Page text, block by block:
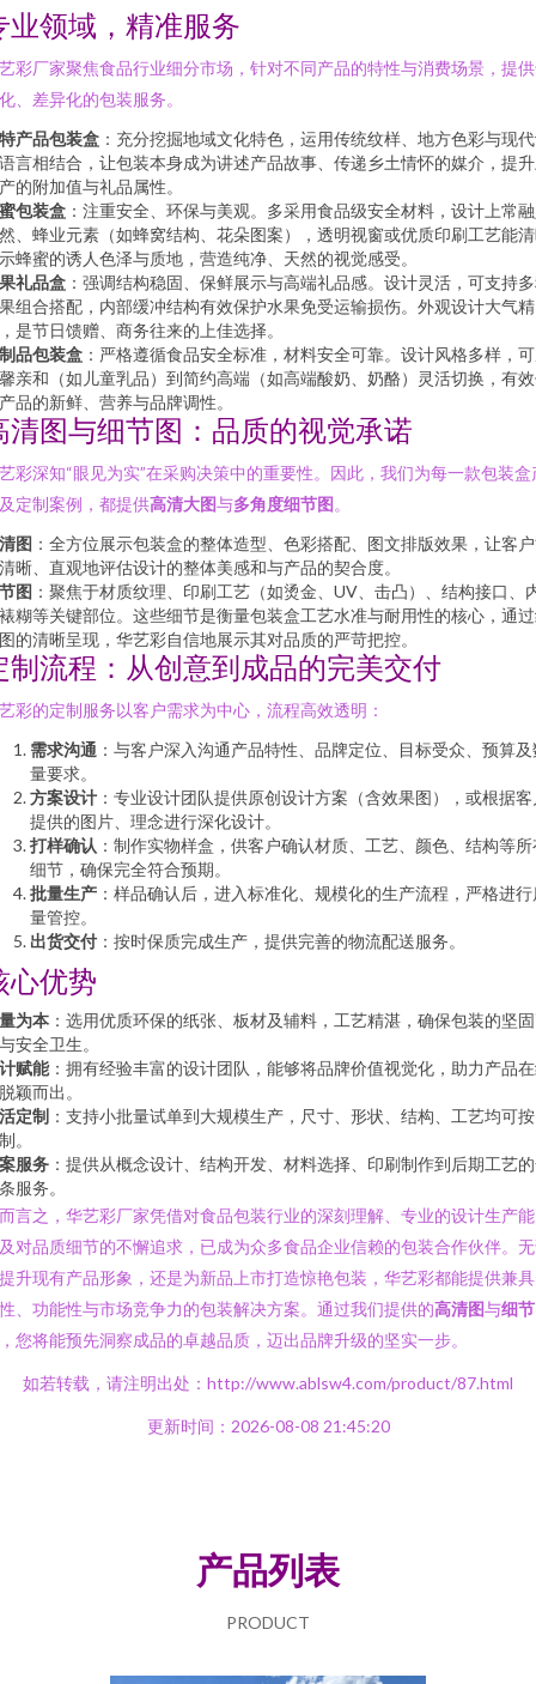
业领域，精准服务
彩厂家聚焦食品行业细分市场，针对不同产品的特性与消费场景，提
、差异化的包装服务。
产品包装盒 ：充分挖掘地域文化特色，运用传统纹样、地方色彩与现
言相结合，让包装本身成为讲述产品故事、传递乡土情怀的媒介，提
的附加值与礼品属性。
包装盒 ：注重安全、环保与美观。多采用食品级安全材料，设计上常
、蜂业元素（如蜂窝结构、花朵图案），透明视窗或优质印刷工艺能
蜂蜜的诱人色泽与质地，营造纯净、天然的视觉感受。
礼品盒 ：强调结构稳固、保鲜展示与高端礼品感。设计灵活，可支持
组合搭配，内部缓冲结构有效保护水果免受运输损伤。外观设计大气精
是节日馈赠、商务往来的上佳选择。
品包装盒 ：严格遵循食品安全标准，材料安全可靠。设计风格多样，
亲和（如儿童乳品）到简约高端（如高端酸奶、奶酪）灵活切换，有
品的新鲜、营养与品牌调性。
清图与细节图：品质的视觉承诺
彩深知“眼见为实”在采购决策中的重要性。因此，我们为每一款包装盒
定制案例，都提供高清大图与多角度细节图。
图 ：全方位展示包装盒的整体造型、色彩搭配、图文排版效果，让客
晰、直观地评估设计的整体美感和与产品的契合度。
图 ：聚焦于材质纹理、印刷工艺（如烫金、UV、击凸）、结构接口、
糊等关键部位。这些细节是衡量包装盒工艺水准与耐用性的核心，通
的清晰呈现，华艺彩自信地展示其对品质的严苛把控。
制流程：从创意到成品的完美交付
彩的定制服务以客户需求为中心，流程高效透明：
需求沟通 ：与客户深入沟通产品特性、品牌定位、目标受众、预算及
量要求。
方案设计 ：专业设计团队提供原创设计方案（含效果图），或根据客
提供的图片、理念进行深化设计。
打样确认 ：制作实物样盒，供客户确认材质、工艺、颜色、结构等所
细节，确保完全符合预期。
批量生产 ：样品确认后，进入标准化、规模化的生产流程，严格进行
量管控。
出货交付 ：按时保质完成生产，提供完善的物流配送服务。
心优势
为本 ：选用优质环保的纸张、板材及辅料，工艺精湛，确保包装的坚
安全卫生。
赋能：拥有经验丰富的设计团队，能够将品牌价值视觉化，助力产品
颖而出。
定制 ：支持小批量试单到大规模生产，尺寸、形状、结构、工艺均可
。
服务 ：提供从概念设计、结构开发、材料选择、印刷制作到后期工艺
服务。
言之，华艺彩厂家凭借对食品包装行业的深刻理解、专业的设计生产
对品质细节的不懈追求，已成为众多食品企业信赖的包装合作伙伴。
升现有产品形象，还是为新品上市打造惊艳包装，华艺彩都能提供兼
、功能性与市场竞争力的包装解决方案。通过我们提供的高清图与细节
，您将能预先洞察成品的卓越品质，迈出品牌升级的坚实一步。
如若转载，请注明出处：http://www.ablsw4.com/product/87.html
更新时间：2026-08-08 21:45:20
产品列表
PRODUCT